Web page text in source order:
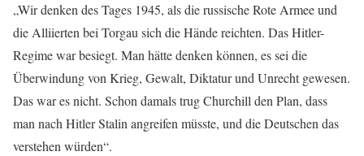
„Wir denken des Tages 1945, als die russische Rote Armee und
die Alliierten bei Torgau sich die Hände reichten. Das Hitler-
Regime war besiegt. Man hätte denken können, es sei die
Überwindung von Krieg, Gewalt, Diktatur und Unrecht gewesen.
Das war es nicht. Schon damals trug Churchill den Plan, dass
man nach Hitler Stalin angreifen müsste, und die Deutschen das
verstehen würden“.